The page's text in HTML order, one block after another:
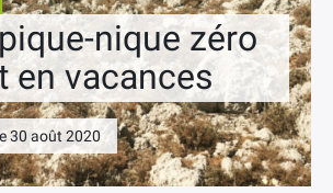
nique zéro
en vacances
30 août 2020